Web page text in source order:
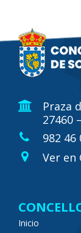
Praza
27460
982 46
Ver en
Inicio